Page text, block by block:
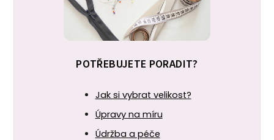
POTŘEBUJETE PORADIT?
Jak si vybrat velikost?
Úpravy na míru
Údržba a péče